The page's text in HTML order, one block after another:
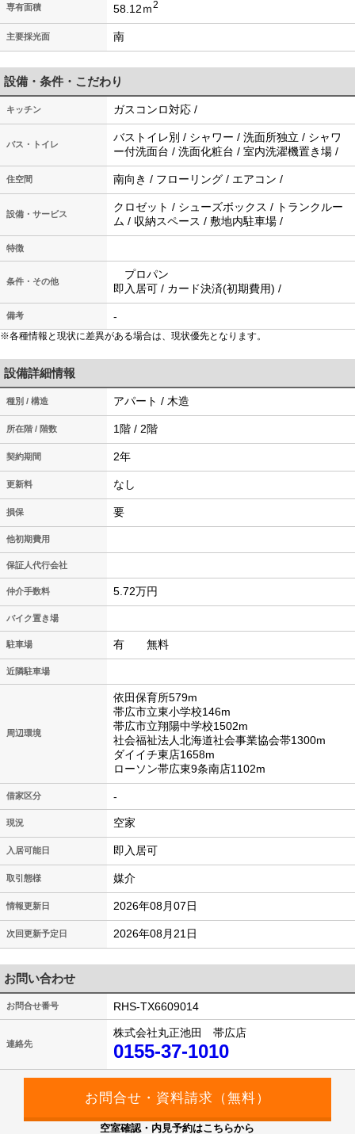
専有面積 58.12ｍ2
主要採光面 南
設備・条件・こだわり
キッチン ガスコンロ対応 /
バス・トイレ
バストイレ別 / シャワー / 洗面所独立 / シャワ
ー付洗面台 / 洗面化粧台 / 室内洗濯機置き場 /
住空間 南向き / フローリング / エアコン /
設備・サービス
クロゼット / シューズボックス / トランクルー
ム / 収納スペース / 敷地内駐車場 /
特徴
条件・その他
プロパン
即入居可 / カード決済(初期費用) /
備考 -
※各種情報と現状に差異がある場合は、現状優先となります。
設備詳細情報
種別 / 構造 アパート / 木造
所在階 / 階数 1階 / 2階
契約期間 2年
更新料 なし
損保 要
他初期費用
保証人代行会社
仲介手数料 5.72万円
バイク置き場
駐車場 有 無料
近隣駐車場
周辺環境
依田保育所579m
帯広市立東小学校146m
帯広市立翔陽中学校1502m
社会福祉法人北海道社会事業協会帯1300m
ダイイチ東店1658m
ローソン帯広東9条南店1102m
借家区分 -
現況 空家
入居可能日 即入居可
取引態様 媒介
情報更新日 2026年08月07日
次回更新予定日 2026年08月21日
お問い合わせ
お問合せ番号 RHS-TX6609014
連絡先
株式会社丸正池田 帯広店
0155-37-1010
空室確認・内見予約はこちらから